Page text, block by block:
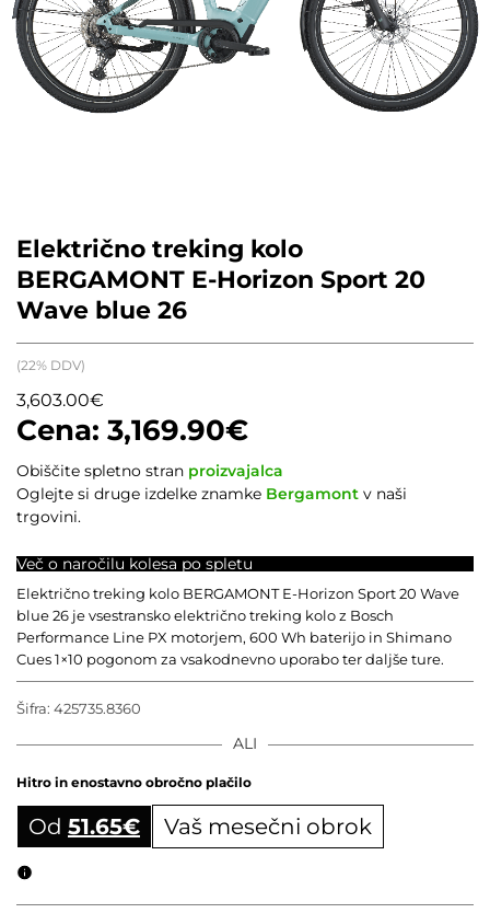
Električno treking kolo
BERGAMONT E-Horizon Sport 20
Wave blue 26
3,169.90€
3,603.00€
(22% DDV)
Električno treking kolo BERGAMONT E-Horizon Sport 20 Wave
blue 26 je vsestransko električno treking kolo z Bosch
Performance Line PX motorjem, 600 Wh baterijo in Shimano
Cues 1×10 pogonom za vsakodnevno uporabo ter daljše ture.
ALI
Hitro in enostavno obročno plačilo
Od 51.65€ Vaš mesečni obrok
Obiščite spletno stran proizvajalca
Oglejte si druge izdelke znamke Bergamont v naši
trgovini.
Šifra: 425735.8360
Več o naročilu kolesa po spletu